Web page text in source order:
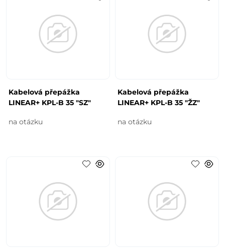
Kabelová přepážka
LINEAR+ KPL-B 35 "SZ"
na otázku
Kabelová přepážka
LINEAR+ KPL-B 35 "ŽZ"
na otázku